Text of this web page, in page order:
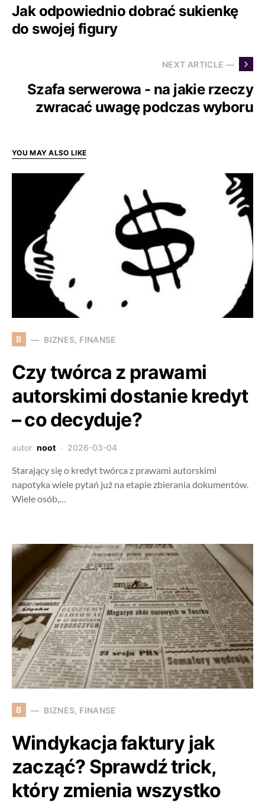
Jak odpowiednio dobrać sukienkę
do swojej figury
NEXT ARTICLE —
Szafa serwerowa - na jakie rzeczy
zwracać uwagę podczas wyboru
YOU MAY ALSO LIKE
B BIZNES, FINANSE
Czy twórca z prawami
autorskimi dostanie kredyt
– co decyduje?
autor noot 2026-03-04
Starający się o kredyt twórca z prawami autorskimi
napotyka wiele pytań już na etapie zbierania dokumentów.
Wiele osób,…
B BIZNES, FINANSE
Windykacja faktury jak
zacząć? Sprawdź trick,
który zmienia wszystko